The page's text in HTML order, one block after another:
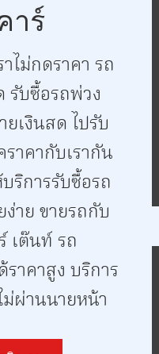
าร์
ไม่กดราคา รถ
รับซื้อรถพ่วง
เงินสด ไปรับ
าคากับเรากัน
ริการรับซื้อรถ
าย ขายรถกับ
เต๊นท์ รถ
าคาสูง บริการ
ผ่านนายหน้า